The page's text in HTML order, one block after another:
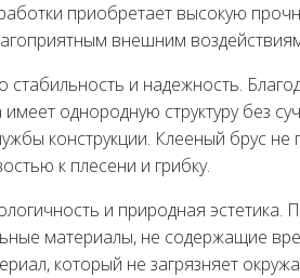
приобретает высокую
внешним
и надежность.
однородную структуру без
конструкции. Клееный брус не
к плесени и грибку.
и природная эстетика.
материалы, не содержащие
который не загрязняет